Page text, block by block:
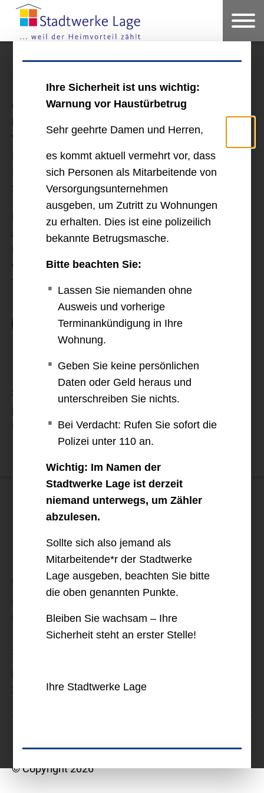
Grundstück gekauft. Bagger bestellt. Und jetzt
Versorgungsleitungen.
Besonders schnell erhalten Sie die gewünschten
Informationen im Internet über den Planauskunft-
Service unseres Partners Westfalen Weser Netz.
Rufen Sie einfach online Ihre gewünschten Pläne
auf.
von Westfalen Weser Netz und unsere Erdgas- und
Trinkwasserleitungen befinden.
Jetzt Planauskunft starten
Selbstverständlich helfen wir Ihnen auch gerne
persönlich weiter. Rufen Sie uns einfach im
Kundenzentrum unter
05232 - 95360 an.
+49 52 32 / 95 36 – 0
kontakt@stadtwerke-lage.de
Öffnungszeiten
Dienstag und Donnerstag: 14 – 17 Uhr
Stadtwerke Lage GmbH
32791 Lage
© Copyright 2026
Ihre Sicherheit ist uns wichtig:
Warnung vor Haustürbetrug
Sehr geehrte Damen und Herren,
es kommt aktuell vermehrt vor, dass
sich Personen als Mitarbeitende von
Versorgungsunternehmen
ausgeben, um Zutritt zu Wohnungen
zu erhalten. Dies ist eine polizeilich
bekannte Betrugsmasche.
Bitte beachten Sie:
Lassen Sie niemanden ohne
Ausweis und vorherige
Terminankündigung in Ihre
Wohnung.
Geben Sie keine persönlichen
Daten oder Geld heraus und
unterschreiben Sie nichts.
Bei Verdacht: Rufen Sie sofort die
Polizei unter 110 an.
Wichtig: Im Namen der
Stadtwerke Lage ist derzeit
niemand unterwegs, um Zähler
abzulesen.
Sollte sich also jemand als
Mitarbeitende*r der Stadtwerke
Lage ausgeben, beachten Sie bitte
die oben genannten Punkte.
Bleiben Sie wachsam – Ihre
Sicherheit steht an erster Stelle!
Ihre Stadtwerke Lage